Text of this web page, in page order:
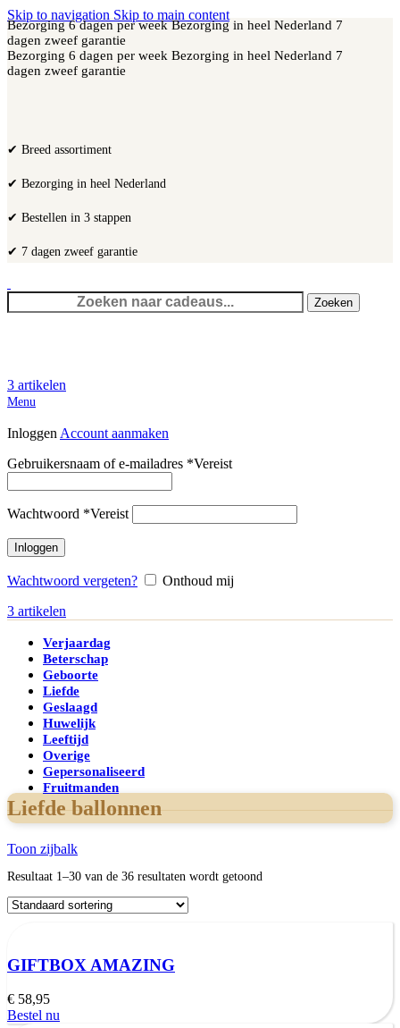
Skip to navigation Skip to main content
Bezorging 6 dagen per weekBezorging in heel Nederland 7
dagen zweef garantie
Bezorging 6 dagen per week Bezorging in heel Nederland 7
dagen zweef garantie
✔ Breed assortiment
✔ Bezorging in heel Nederland
✔ Bestellen in 3 stappen
✔ 7 dagen zweef garantie
Zoeken
3 artikelen
Menu
Inloggen Account aanmaken
Gebruikersnaam of e-mailadres *Vereist
Wachtwoord *Vereist
Inloggen
Wachtwoord vergeten?
Onthoud mij
3 artikelen
Verjaardag
Beterschap
Geboorte
Liefde
Geslaagd
Huwelijk
Leeftijd
Overige
Gepersonaliseerd
Fruitmanden
Liefde ballonnen
Toon zijbalk
Resultaat 1–30 van de 36 resultaten wordt getoond
GIFTBOX AMAZING
€ 58,95
Bestel nu